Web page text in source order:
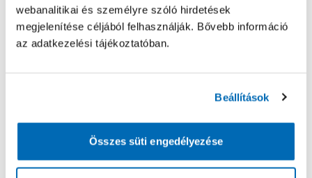
webanalitikai és személyre szóló hirdetések
megjelenítése céljából felhasználják. Bővebb információ
az adatkezelési tájékoztatóban.
Beállítások
Összes süti engedélyezése